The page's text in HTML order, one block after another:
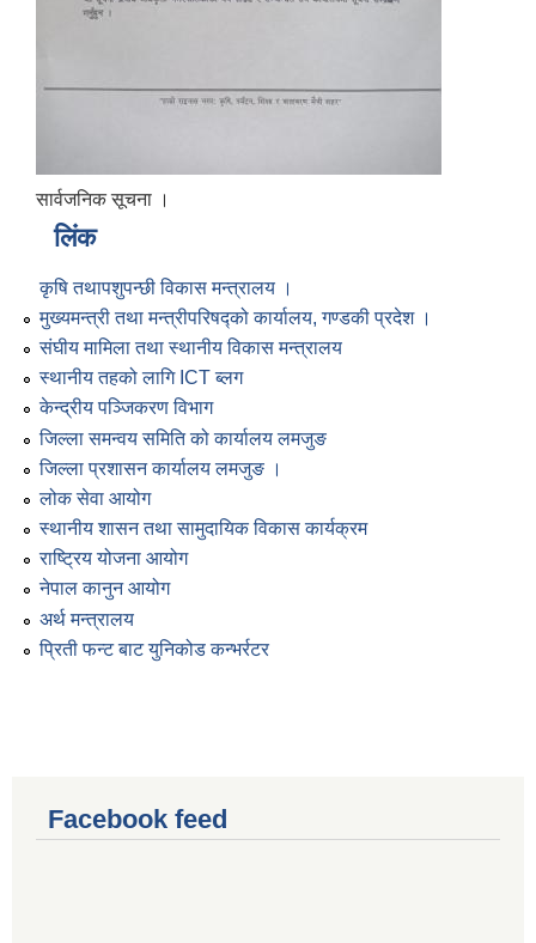
सार्वजनिक सूचना ।
लिंक
कृषि तथापशुपन्छी विकास मन्त्रालय ।
मुख्यमन्त्री तथा मन्त्रीपरिषद्को कार्यालय, गण्डकी प्रदेश ।
संघीय मामिला तथा स्थानीय विकास मन्त्रालय
स्थानीय तहको लागि ICT ब्लग
केन्द्रीय पञ्जिकरण विभाग
जिल्ला समन्वय समिति को कार्यालय लमजुङ
जिल्ला प्रशासन कार्यालय लमजुङ ।
लोक सेवा आयोग
स्थानीय शासन तथा सामुदायिक विकास कार्यक्रम
राष्ट्रिय योजना आयोग
नेपाल कानुन आयोग
अर्थ मन्त्रालय
प्रिती फन्ट बाट युनिकोड कन्भर्रटर
Facebook feed